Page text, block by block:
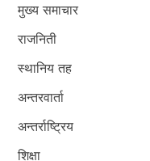
मुख्य समाचार
राजनिती
स्थानिय तह
अन्तरवार्ता
अन्तर्राष्ट्रिय
शिक्षा